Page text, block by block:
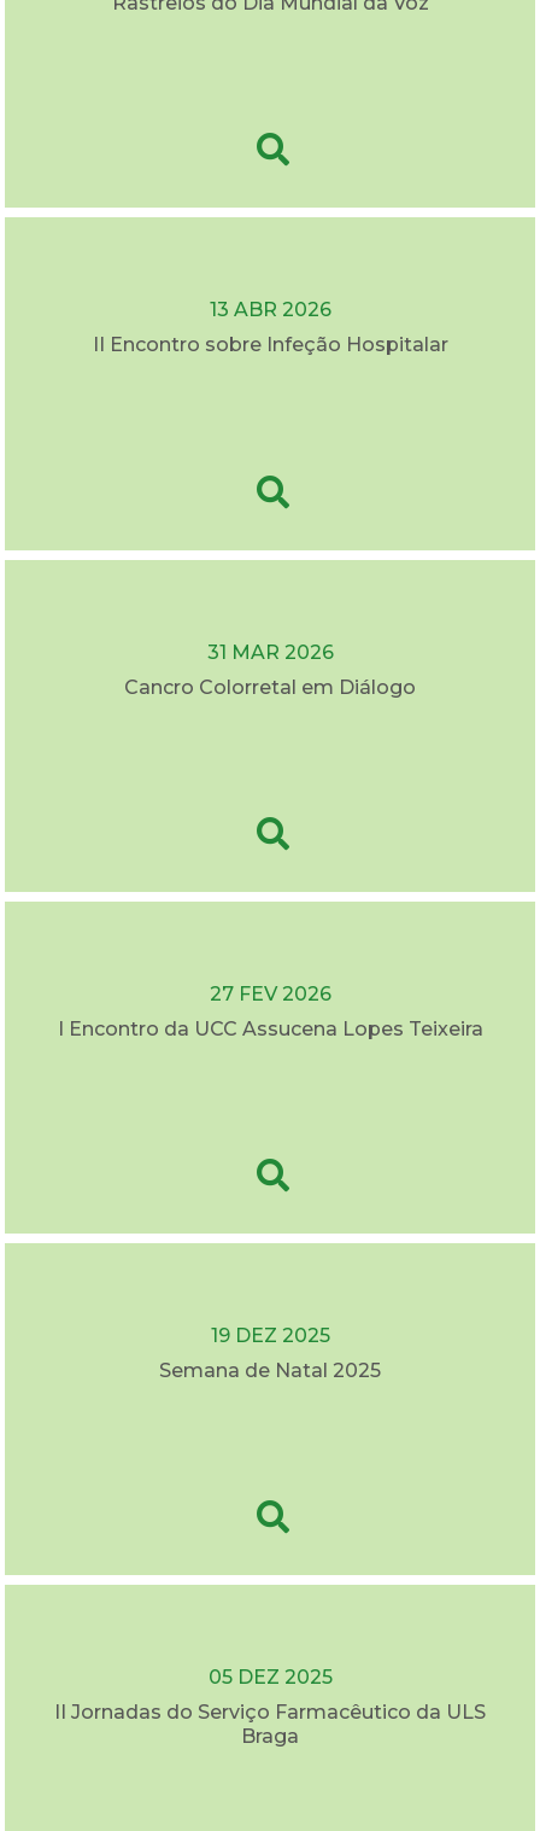
13 ABR 2026
II Encontro sobre Infeção Hospitalar
31 MAR 2026
Cancro Colorretal em Diálogo
27 FEV 2026
I Encontro da UCC Assucena Lopes Teixeira
19 DEZ 2025
Semana de Natal 2025
05 DEZ 2025
II Jornadas do Serviço Farmacêutico da ULS
Braga